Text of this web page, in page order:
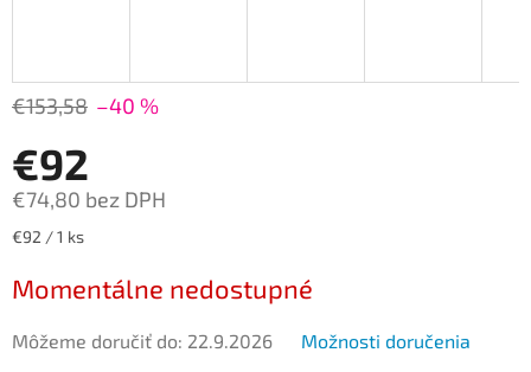
€153,58 –40 %
€92
€74,80 bez DPH
Jednotková
€92 / 1 ks
Momentálne nedostupné
Môžeme doručiť do: 22.9.2026 Možnosti doručenia